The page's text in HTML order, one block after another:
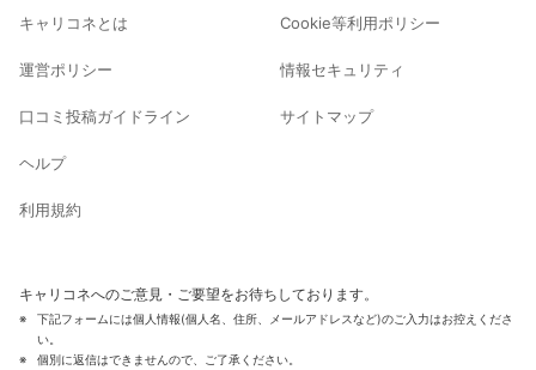
キャリコネとは
運営ポリシー
口コミ投稿ガイドライン
ヘルプ
利用規約
Cookie等利用ポリシー
情報セキュリティ
サイトマップ
キャリコネへのご意見・ご要望をお待ちしております。
下記フォームには個人情報(個人名、住所、メールアドレスなど)のご入力はお控えくださ
い。
個別に返信はできませんので、ご了承ください。